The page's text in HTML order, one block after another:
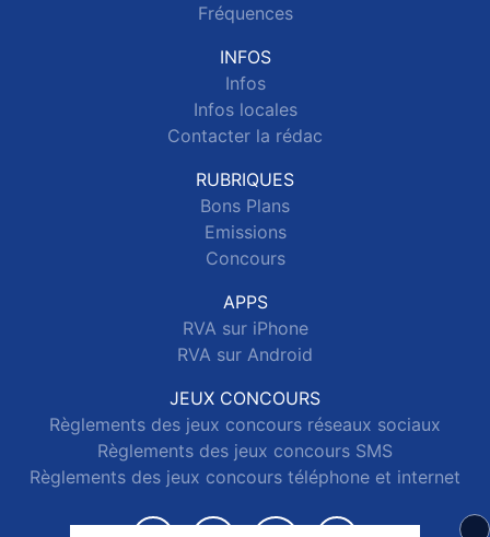
Fréquences
INFOS
Infos
Infos locales
Contacter la rédac
RUBRIQUES
Bons Plans
Emissions
Concours
APPS
RVA sur iPhone
RVA sur Android
JEUX CONCOURS
Règlements des jeux concours réseaux sociaux
Règlements des jeux concours SMS
Règlements des jeux concours téléphone et internet